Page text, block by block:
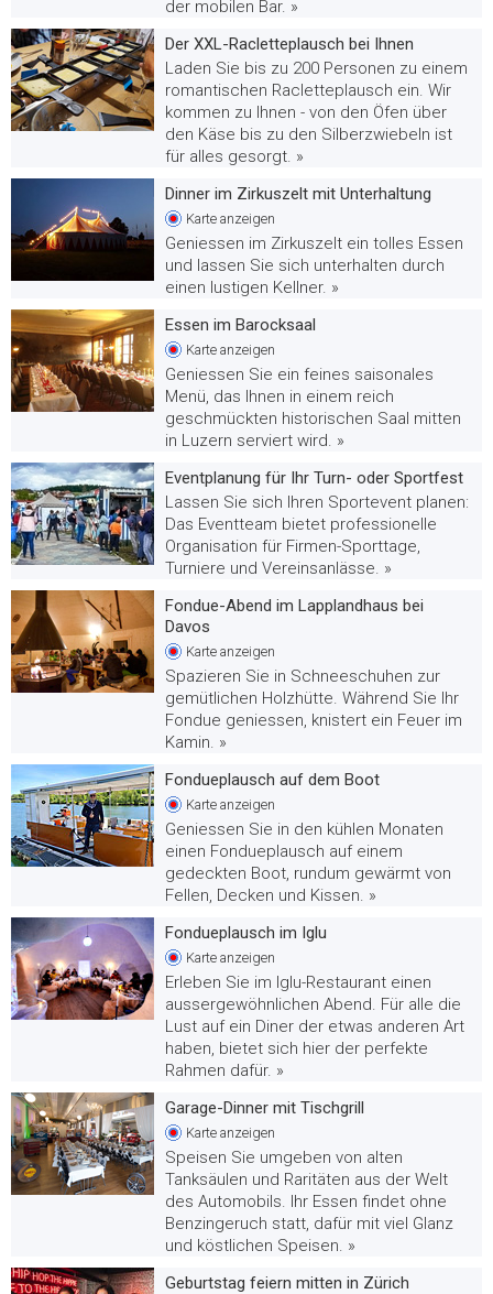
der mobilen Bar. »
Der XXL-Racletteplausch bei Ihnen
Laden Sie bis zu 200 Personen zu einem
romantischen Racletteplausch ein. Wir
kommen zu Ihnen - von den Öfen über
den Käse bis zu den Silberzwiebeln ist
für alles gesorgt. »
Dinner im Zirkuszelt mit Unterhaltung
Karte anzeigen
Geniessen im Zirkuszelt ein tolles Essen
und lassen Sie sich unterhalten durch
einen lustigen Kellner. »
Essen im Barocksaal
Karte anzeigen
Geniessen Sie ein feines saisonales
Menü, das Ihnen in einem reich
geschmückten historischen Saal mitten
in Luzern serviert wird. »
Eventplanung für Ihr Turn- oder Sportfest
Lassen Sie sich Ihren Sportevent planen:
Das Eventteam bietet professionelle
Organisation für Firmen-Sporttage,
Turniere und Vereinsanlässe. »
Fondue-Abend im Lapplandhaus bei
Davos
Karte anzeigen
Spazieren Sie in Schneeschuhen zur
gemütlichen Holzhütte. Während Sie Ihr
Fondue geniessen, knistert ein Feuer im
Kamin. »
Fondueplausch auf dem Boot
Karte anzeigen
Geniessen Sie in den kühlen Monaten
einen Fondueplausch auf einem
gedeckten Boot, rundum gewärmt von
Fellen, Decken und Kissen. »
Fondueplausch im Iglu
Karte anzeigen
Erleben Sie im Iglu-Restaurant einen
aussergewöhnlichen Abend. Für alle die
Lust auf ein Diner der etwas anderen Art
haben, bietet sich hier der perfekte
Rahmen dafür. »
Garage-Dinner mit Tischgrill
Karte anzeigen
Speisen Sie umgeben von alten
Tanksäulen und Raritäten aus der Welt
des Automobils. Ihr Essen findet ohne
Benzingeruch statt, dafür mit viel Glanz
und köstlichen Speisen. »
Geburtstag feiern mitten in Zürich